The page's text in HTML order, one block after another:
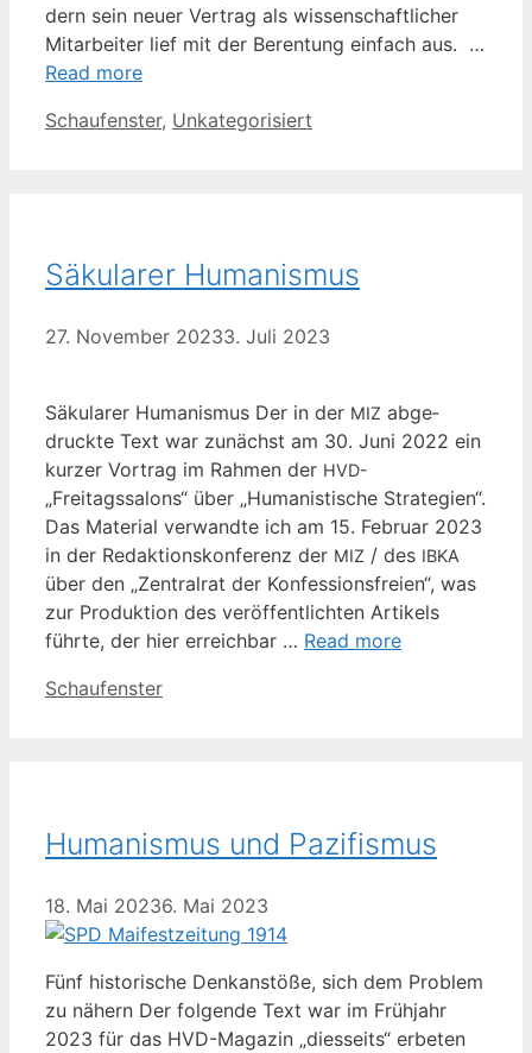
dern sein neu­er Ver­trag als wis­sen­schaft­li­cher
Mit­ar­bei­ter lief mit der Beren­tung ein­fach aus. …
Read more
Kategorien
Schaufenster, Unkategorisiert
Säkularer Humanismus
27. November 20233. Juli 2023
Säku­la­rer Huma­nis­mus Der in der MIZ abge­
druck­te Text war zunächst am 30. Juni 2022 ein
kur­zer Vor­trag im Rah­men der HVD-
„Freitagssalons“ über „Huma­nis­ti­sche Stra­te­gien“.
Das Mate­ri­al ver­wand­te ich am 15. Febru­ar 2023
in der Redak­ti­ons­kon­fe­renz der MIZ / des IBKA
über den „Zen­tral­rat der Kon­fes­si­ons­frei­en“, was
zur Pro­duk­ti­on des ver­öf­fent­lich­ten Arti­kels
führ­te, der hier erreich­bar … Read more
Kategorien
Schaufenster
Humanismus und Pazifismus
18. Mai 20236. Mai 2023
Fünf his­to­ri­sche Denk­an­stö­ße, sich dem Pro­blem
zu nähern Der fol­gen­de Text war im Früh­jahr
2023 für das HVD-Maga­­zin „dies­seits“ erbe­ten